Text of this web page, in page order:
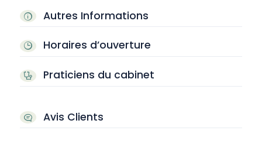
Autres Informations
Horaires d’ouverture
Praticiens du cabinet
Avis Clients